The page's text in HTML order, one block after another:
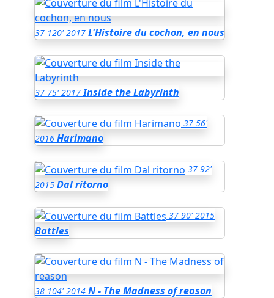
37 120' 2017 L'Histoire du cochon, en nous
37 75' 2017 Inside the Labyrinth
37 56'
2016 Harimano
37 92'
2015 Dal ritorno
37 90' 2015
Battles
38 104' 2014 N - The Madness of reason